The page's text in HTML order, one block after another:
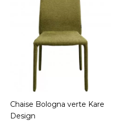
Chaise Bologna verte Kare
Design